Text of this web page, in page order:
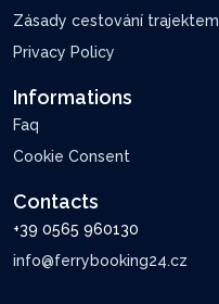
Zásady cestování trajektem
Privacy Policy
Informations
Faq
Cookie Consent
Contacts
+39 0565 960130
info@ferrybooking24.cz